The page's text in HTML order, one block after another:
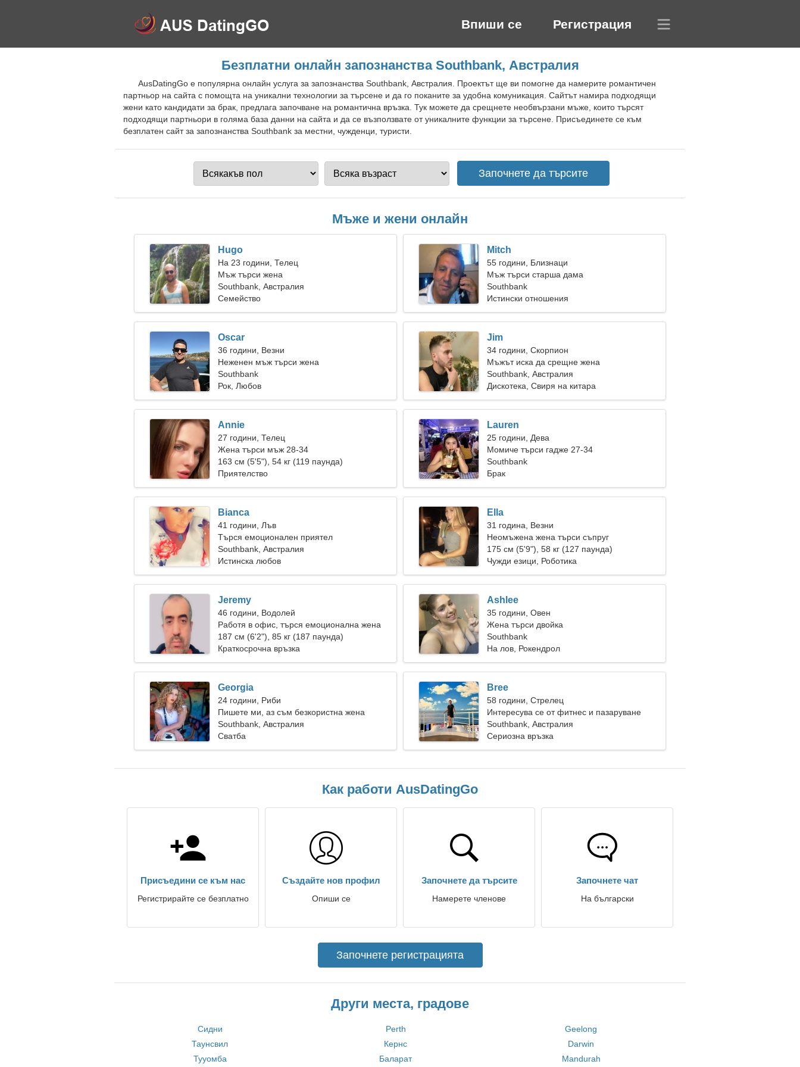
Впиши се Регистрация
Безплатни онлайн запознанства Southbank, Австралия
AusDatingGo е популярна онлайн услуга за запознанства Southbank, Австралия. Проектът ще ви помогне да намерите романтичен
партньор на сайта с помощта на уникални технологии за търсене и да го поканите за удобна комуникация. Сайтът намира подходящи
жени като кандидати за брак, предлага започване на романтична връзка. Тук можете да срещнете необвързани мъже, които търсят
подходящи партньори в голяма база данни на сайта и да се възползвате от уникалните функции за търсене. Присъединете се към
безплатен сайт за запознанства Southbank за местни, чужденци, туристи.
Мъже и жени онлайн
Hugo
На 23 години, Телец
Мъж търси жена
Southbank, Австралия
Семейство
Mitch
55 години, Близнаци
Мъж търси старша дама
Southbank
Истински отношения
Oscar
36 години, Везни
Неженен мъж търси жена
Southbank
Рок, Любов
Jim
34 години, Скорпион
Мъжът иска да срещне жена
Southbank, Австралия
Дискотека, Свиря на китара
Annie
27 години, Телец
Жена търси мъж 28-34
163 см (5'5"), 54 кг (119 паунда)
Приятелство
Lauren
25 години, Дева
Момиче търси гадже 27-34
Southbank
Брак
Bianca
41 години, Лъв
Търся емоционален приятел
Southbank, Австралия
Истинска любов
Ella
31 година, Везни
Неомъжена жена търси съпруг
175 см (5'9"), 58 кг (127 паунда)
Чужди езици, Роботика
Jeremy
46 години, Водолей
Работя в офис, търся емоционална жена
187 см (6'2"), 85 кг (187 паунда)
Краткосрочна връзка
Ashlee
35 години, Овен
Жена търси двойка
Southbank
На лов, Рокендрол
Georgia
24 години, Риби
Пишете ми, аз съм безкористна жена
Southbank, Австралия
Сватба
Bree
58 години, Стрелец
Интересува се от фитнес и пазаруване
Southbank, Австралия
Сериозна връзка
Как работи AusDatingGo
Присъедини се към нас
Регистрирайте се безплатно
Създайте нов профил
Опиши се
Започнете да търсите
Намерете членове
Започнете чат
На български
Започнете регистрацията
Други места, градове
Сидни Perth
Geelong
Таунсвил
Кернс
Darwin
Тууомба
Баларат Mandurah